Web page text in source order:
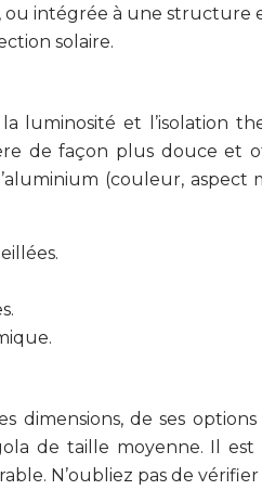
intégrée à une structure
solaire.
luminosité et l’isolation
de façon plus douce et
(couleur,
de ses
de taille moyenne. Il est
N’oubliez pas de